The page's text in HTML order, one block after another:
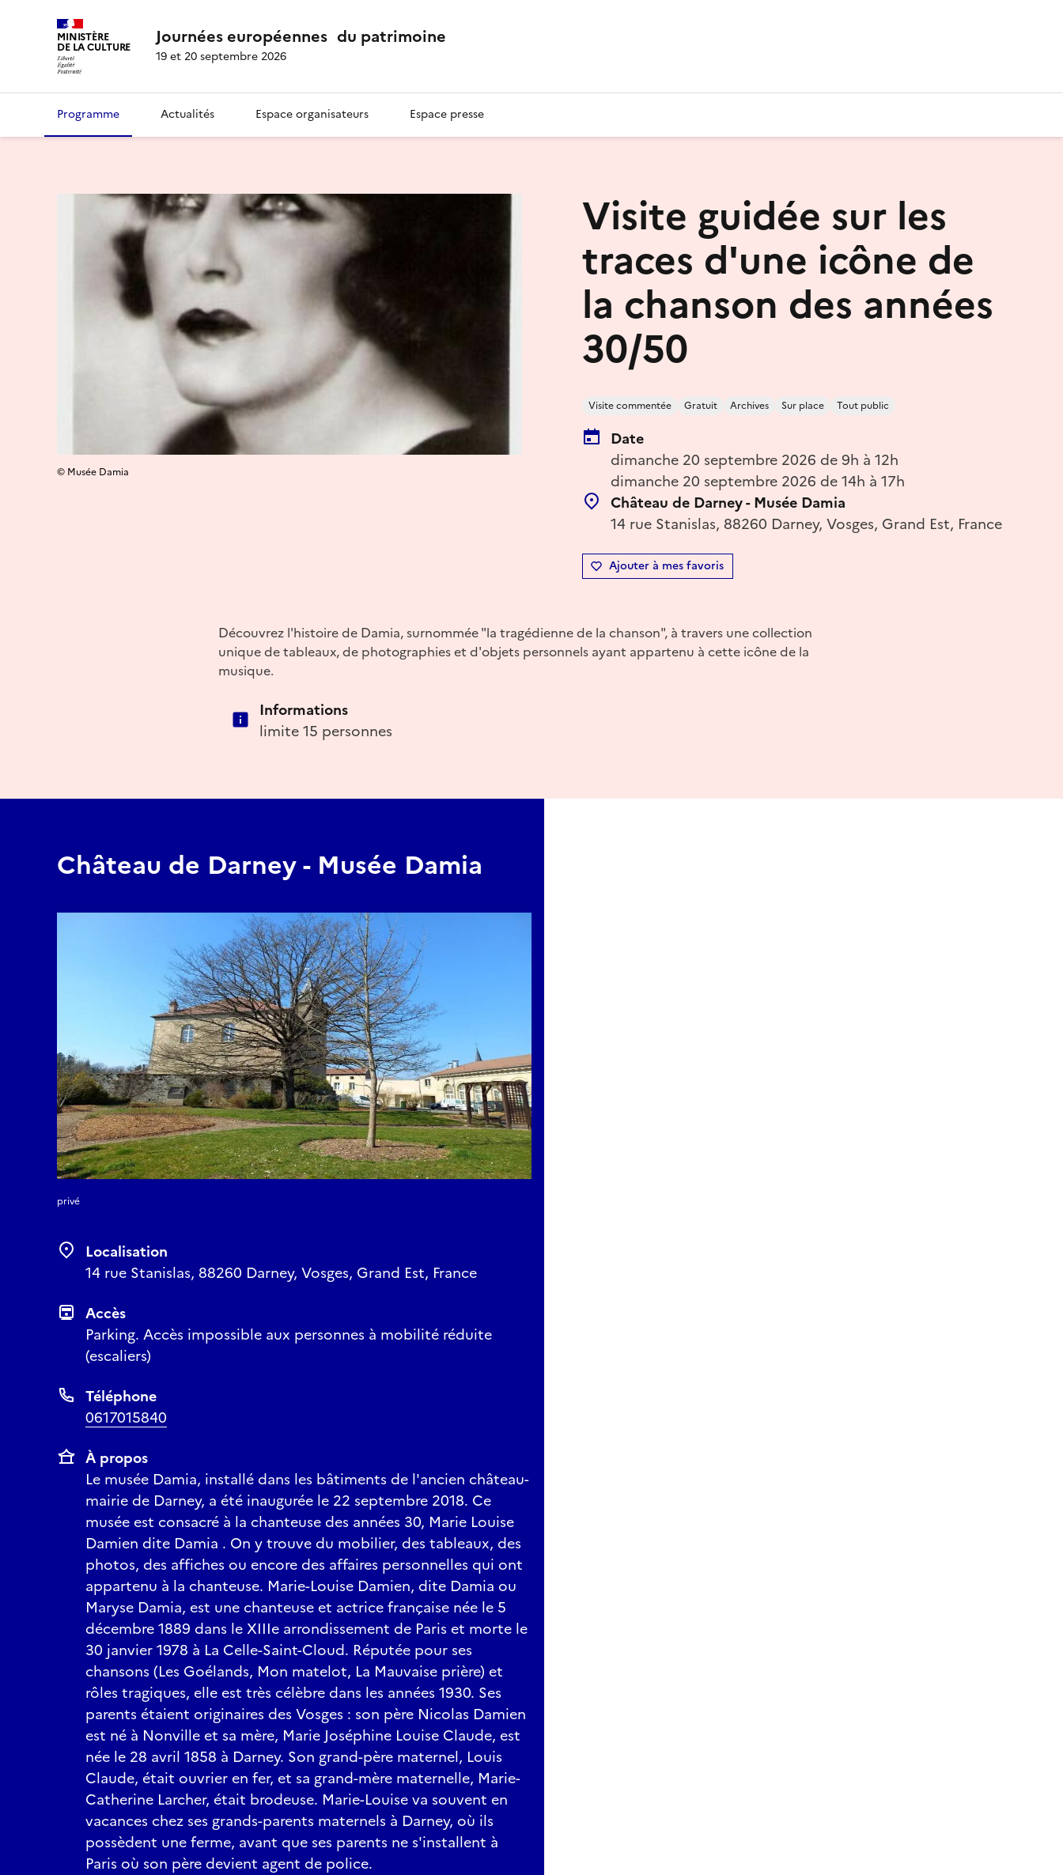
MINISTÈRE
DE LA CULTURE Journées européennes du patrimoine
19 et 20 septembre 2026
Programme Actualités Espace organisateurs Espace presse
Visite guidée sur les
traces d'une icône de
la chanson des années
30/50
Visite commentée Gratuit Archives Sur place Tout public
Date
dimanche 20 septembre 2026 de 9h à 12h
dimanche 20 septembre 2026 de 14h à 17h
Château de Darney - Musée Damia
14 rue Stanislas, 88260 Darney, Vosges, Grand Est, France
Ajouter à mes favoris
© Musée Damia
Découvrez l'histoire de Damia, surnommée "la tragédienne de la chanson", à travers une collection
unique de tableaux, de photographies et d'objets personnels ayant appartenu à cette icône de la
musique.
Informations
limite 15 personnes
Château de Darney - Musée Damia
privé
Localisation
14 rue Stanislas, 88260 Darney, Vosges, Grand Est, France
Accès
Parking. Accès impossible aux personnes à mobilité réduite
(escaliers)
Téléphone
0617015840
À propos
Le musée Damia, installé dans les bâtiments de l'ancien château-
mairie de Darney, a été inaugurée le 22 septembre 2018. Ce
musée est consacré à la chanteuse des années 30, Marie Louise
Damien dite Damia . On y trouve du mobilier, des tableaux, des
photos, des affiches ou encore des affaires personnelles qui ont
appartenu à la chanteuse. Marie-Louise Damien, dite Damia ou
Maryse Damia, est une chanteuse et actrice française née le 5
décembre 1889 dans le XIIIe arrondissement de Paris et morte le
30 janvier 1978 à La Celle-Saint-Cloud. Réputée pour ses
chansons (Les Goélands, Mon matelot, La Mauvaise prière) et
rôles tragiques, elle est très célèbre dans les années 1930. Ses
parents étaient originaires des Vosges : son père Nicolas Damien
est né à Nonville et sa mère, Marie Joséphine Louise Claude, est
née le 28 avril 1858 à Darney. Son grand-père maternel, Louis
Claude, était ouvrier en fer, et sa grand-mère maternelle, Marie-
Catherine Larcher, était brodeuse. Marie-Louise va souvent en
vacances chez ses grands-parents maternels à Darney, où ils
possèdent une ferme, avant que ses parents ne s'installent à
Paris où son père devient agent de police.